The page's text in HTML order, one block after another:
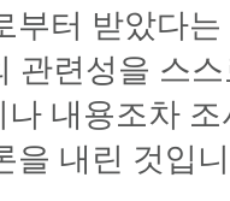
부터 받았다
관련성을 스
나 내용조차
을 내린 것입